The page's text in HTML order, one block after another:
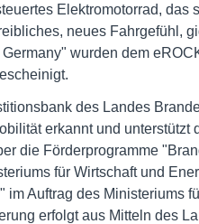
Elektromotorrad, das
neues Fahrgefühl,
wurden dem
des Landes
erkannt und
die Förderprogramme
für Wirtschaft und
im Auftrag des Ministeriums
erfolgt aus Mitteln des